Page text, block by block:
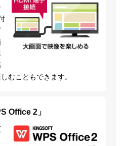
むこともできます。
Office 2」